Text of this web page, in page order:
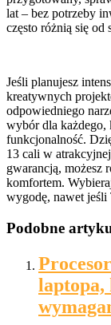
lat – bez potrzeby
często różnią się od
Jeśli planujesz
kreatywnych
odpowiedniego
wybór dla każdego,
funkcjonalność.
13 cali w
gwarancją, możesz
komfortem.
wygodę, nawet
Podobne
laptopa,